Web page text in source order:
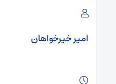
امیر خیرخواهان